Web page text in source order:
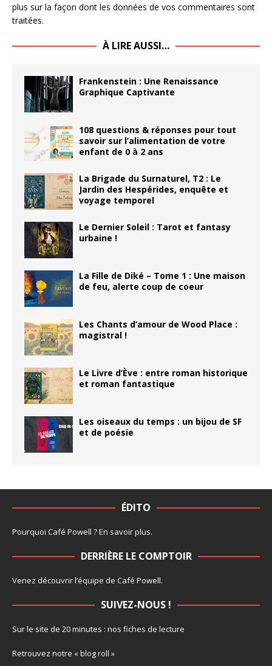
plus sur la façon dont les données de vos commentaires sont
traitées.
À LIRE AUSSI…
Frankenstein : Une Renaissance
Graphique Captivante
108 questions & réponses pour tout
savoir sur l’alimentation de votre
enfant de 0 à 2 ans
La Brigade du Surnaturel, T2 : Le
Jardin des Hespérides, enquête et
voyage temporel
Le Dernier Soleil : Tarot et fantasy
urbaine !
La Fille de Diké – Tome 1 : Une maison
de feu, alerte coup de coeur
Les Chants d’amour de Wood Place :
magistral !
Le Livre d’Ève : entre roman historique
et roman fantastique
Les oiseaux du temps : un bijou de SF
et de poésie
ÉDITO
Pourquoi Café Powell ?En savoir plus.
DERRIÈRE LE COMPTOIR
Venez découvrir l’équipe de Café Powell.
SUIVEZ-NOUS !
Sur le site de 20 minutes : nos fiches de lecture
Retrouvez notre « blog roll »